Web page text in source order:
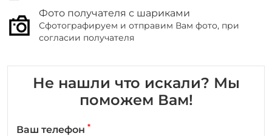
Фото получателя с шариками
Сфотографируем и отправим Вам фото, при
согласии получателя
Не нашли что искали? Мы
поможем Вам!
Ваш телефон *